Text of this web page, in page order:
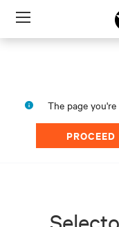
Menu
The page
PROCEED